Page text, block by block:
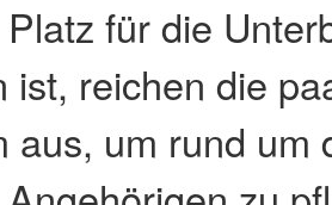
für die
ist, reichen die
aus, um rund um